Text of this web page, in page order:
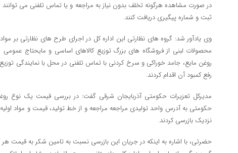
ثبت و شماره پیگیری دریافت کنند.
وی یادآور شد: گروه های نظارتی این اداره کل در اجرای طرح های نظارتی بر
محصولات لبنی از فروشگاه های بزرگ توزیع کالاهای اساسی و مایحتاج عمومی
روغن مایع، جامد خوراکی و سرخ کردنی با تماس تلفنی در محل با نمایندگی
رفع کمبود آن اقدام کردند.
مدیرکل تعزیرات حکومتی آذربایجان شرقی گفت: در بررسی قیمت یک نوع
حکومتی به آدرس واحد تولیدی مراجعه مراجعه و از خط تولید، قیمت و مواد
نزدیک بازرسی کردند.